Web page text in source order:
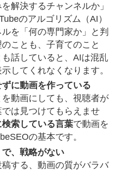
解決するチャンネルか」
のアルゴリズム（AI）
を「何の専門家か」と判
ことも、子育てのこと
話していると、AIは混乱
してくれなくなります。
に動画を作っている
動画にしても、視聴者が
は見つけてもらえませ
索している言葉で動画を
の基本です。
で、戦略がない
する、動画の質がバラバ